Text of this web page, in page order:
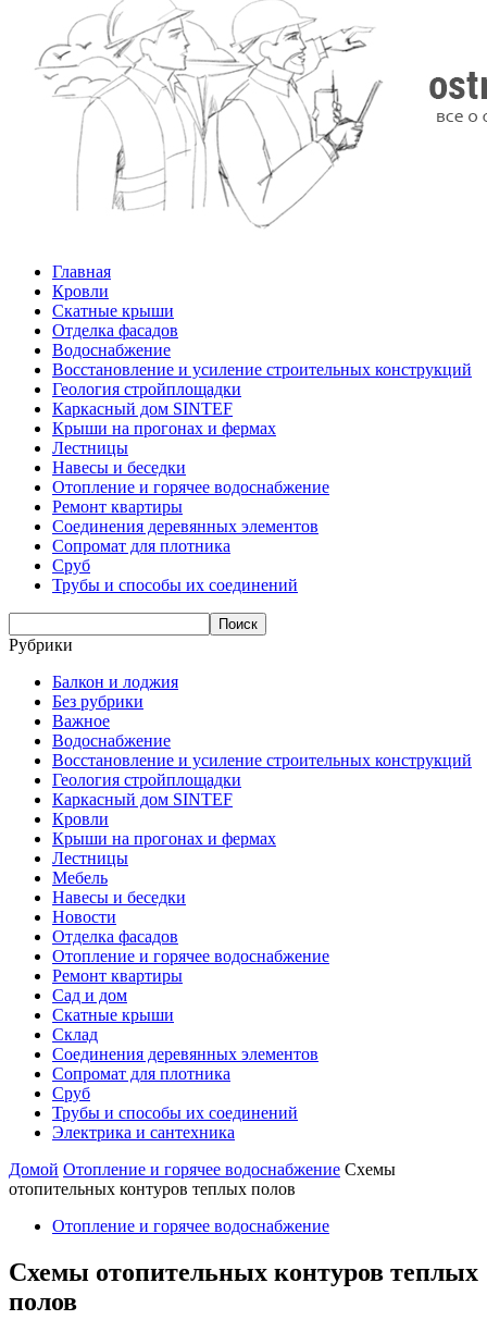
Главная
Кровли
Скатные крыши
Отделка фасадов
Водоснабжение
Восстановление и усиление строительных конструкций
Геология стройплощадки
Каркасный дом SINTEF
Крыши на прогонах и фермах
Лестницы
Навесы и беседки
Отопление и горячее водоснабжение
Ремонт квартиры
Соединения деревянных элементов
Сопромат для плотника
Сруб
Трубы и способы их соединений
Рубрики
Балкон и лоджия
Без рубрики
Важное
Водоснабжение
Восстановление и усиление строительных конструкций
Геология стройплощадки
Каркасный дом SINTEF
Кровли
Крыши на прогонах и фермах
Лестницы
Мебель
Навесы и беседки
Новости
Отделка фасадов
Отопление и горячее водоснабжение
Ремонт квартиры
Сад и дом
Скатные крыши
Склад
Соединения деревянных элементов
Сопромат для плотника
Сруб
Трубы и способы их соединений
Электрика и сантехника
Домой Отопление и горячее водоснабжение Схемы
отопительных контуров теплых полов
Отопление и горячее водоснабжение
Схемы отопительных контуров теплых
полов